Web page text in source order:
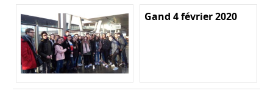
Gand 4 février 2020